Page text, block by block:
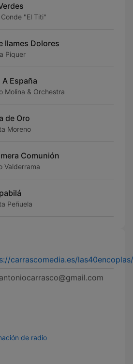
"El Titi"
llames Dolores
Piquer
España
Molina & Orchestra
de Oro
Moreno
Comunión
Valderrama
Peñuela
carrascomedia.es/las40encoplas/
de radio